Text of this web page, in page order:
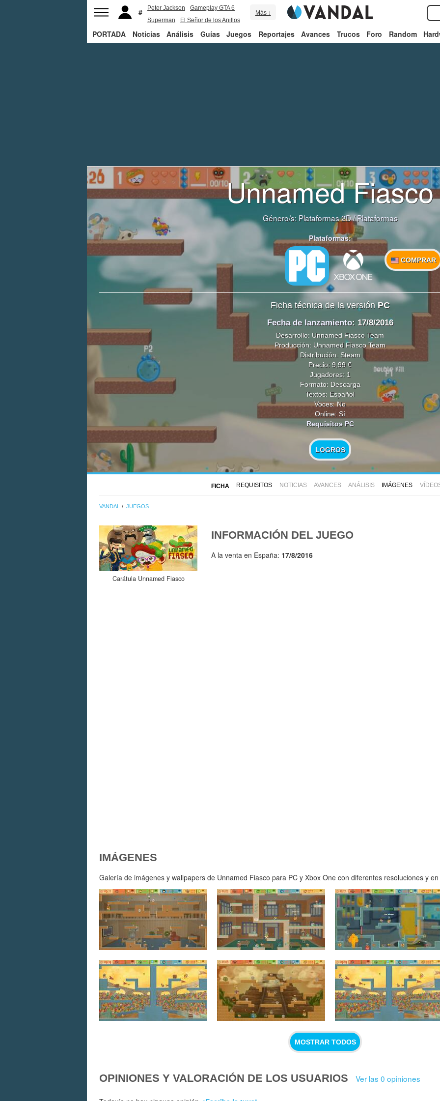
Peter Jackson
Gameplay GTA 6
Superman
El Señor de los Anillos
Más ↓
PORTADA Noticias Análisis Guías Juegos Reportajes Avances Trucos Foro Random
Unnamed Fiasco
Género/s: Plataformas 2D/Plataformas
Plataformas:
COMPRAR
Ficha técnica de la versiónPC
Fecha de lanzamiento: 17/8/2016
Desarrollo: Unnamed Fiasco Team
Producción: Unnamed Fiasco Team
Distribución: Steam
Precio: 9,99 €
Jugadores: 1
Formato: Descarga
Textos: Español
Voces: No
Online: Sí
Requisitos PC
LOGROS
FICHA REQUISITOS NOTICIAS AVANCES ANÁLISIS IMÁGENES
VANDAL JUEGOS
Carátula Unnamed Fiasco
INFORMACIÓN DEL JUEGO
A la venta en España: 17/8/2016
IMÁGENES
Galería de imágenes y wallpapers de Unnamed Fiasco para PC y Xbox One con diferentes resoluciones y
MOSTRAR TODOS
OPINIONES Y VALORACIÓN DE LOS USUARIOS Ver las 0 opiniones